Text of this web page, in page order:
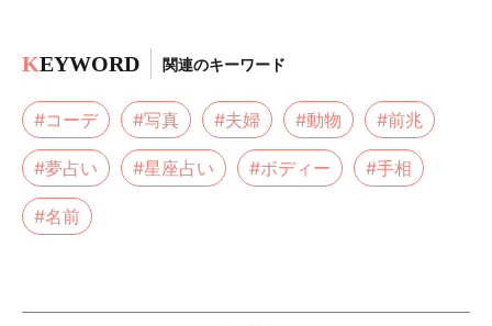
KEYWORD 関連のキーワード
#コーデ #写真 #夫婦 #動物 #前兆
#夢占い #星座占い #ボディー #手相
#名前